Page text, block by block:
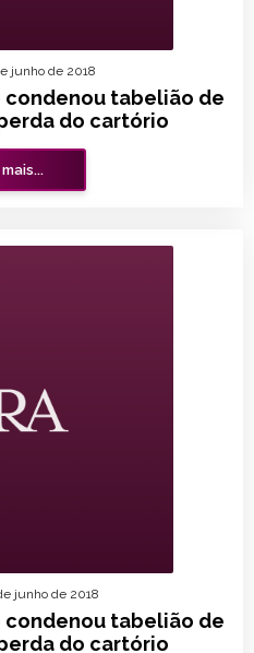
condenou tabelião de
do cartório
junho de 2018
condenou tabelião de
do cartório
junho de 2018